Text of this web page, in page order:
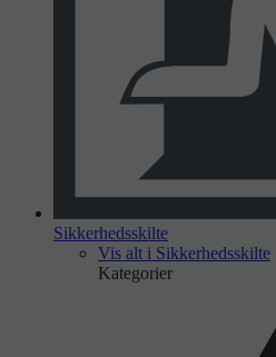
Sikkerhedsskilte
Vis alt i Sikkerhedsskilte
Kategorier